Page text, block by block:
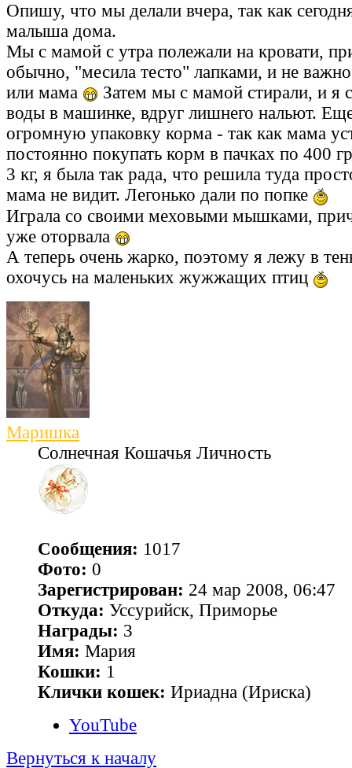
Опишу, что мы делали вчера, так как
малыша дома.
Мы с мамой с утра полежали на кровати,
обычно, "месила тесто" лапками, и не
или мама
Затем мы с мамой стирали, и я
воды в машинке, вдруг лишнего нальют.
огромную упаковку корма - так как мама
постоянно покупать корм в пачках по 400
3 кг, я была так рада, что решила туда
мама не видит. Легонько дали по попке
Играла со своими меховыми мышками,
уже оторвала
А теперь очень жарко, поэтому я лежу в
охочусь на маленьких жужжащих птиц
Маришка
Солнечная Кошачья Личность
Сообщения: 1017
Фото: 0
Зарегистрирован: 24 мар 2008, 06:47
Откуда: Уссурийск, Приморье
Награды: 3
Имя: Мария
Кошки: 1
Клички кошек: Ириадна (Ириска)
YouTube
Вернуться к началу